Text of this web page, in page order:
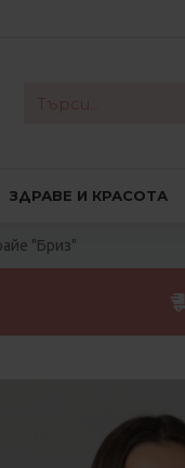
ЗДРАВЕ И КРАСОТА
"Бриз"